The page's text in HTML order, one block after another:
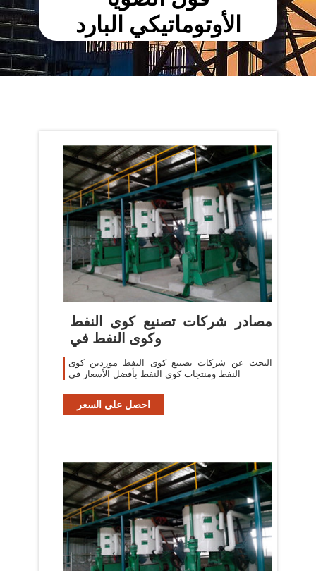
الأوتوماتيكي البارد
مصادر شركات تصنيع كوى النفط
وكوى النفط في
البحث عن شركات تصنيع كوى النفط موردين كوى
النفط ومنتجات كوى النفط بأفضل الأسعار في
احصل على السعر